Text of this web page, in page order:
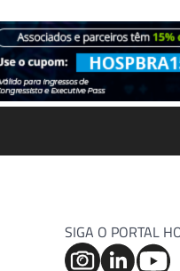
SIGA O PORTAL